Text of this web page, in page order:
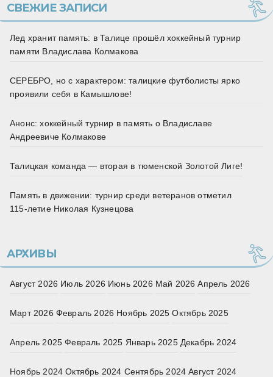
СВЕЖИЕ ЗАПИСИ
Лед хранит память: в Талице прошёл хоккейный турнир
памяти Владислава Колмакова
СЕРЕБРО, но с характером: талицкие футболисты ярко
проявили себя в Камышлове!
Анонс: хоккейный турнир в память о Владиславе
Андреевиче Колмакове
Талицкая команда — вторая в тюменской Золотой Лиге!
Память в движении: турнир среди ветеранов отметил
115‑летие Николая Кузнецова
АРХИВЫ
Август 2026 Июль 2026 Июнь 2026 Май 2026 Апрель 2026
Март 2026 Февраль 2026 Ноябрь 2025 Октябрь 2025
Апрель 2025 Февраль 2025 Январь 2025 Декабрь 2024
Ноябрь 2024 Октябрь 2024 Сентябрь 2024 Август 2024